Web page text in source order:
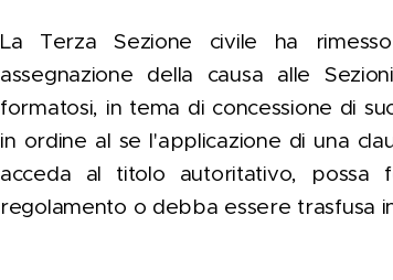
La Terza Sezione civile ha
assegnazione della causa alle
formatosi, in tema di concessione di
in ordine al se l'applicazione di una
acceda al titolo autoritativo, possa
regolamento o debba essere trasfusa